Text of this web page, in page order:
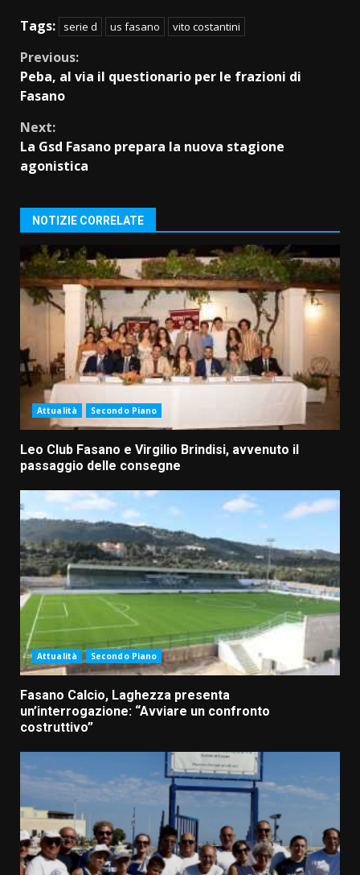
Tags:
serie d us fasano vito costantini
Continue
Reading
Previous:
Peba, al via il questionario per le frazioni di
Fasano
Next:
La Gsd Fasano prepara la nuova stagione
agonistica
NOTIZIE CORRELATE
Attualità Secondo Piano
Leo Club Fasano e Virgilio Brindisi, avvenuto il
passaggio delle consegne
Attualità Secondo Piano
Fasano Calcio, Laghezza presenta
un’interrogazione: “Avviare un confronto
costruttivo”